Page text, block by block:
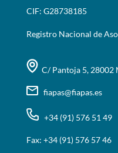
CIF: G28738185
Registro Nacional de
C/ Pantoja 5, 28002
fiapas@fiapas.es
+34 (91) 576 51 49
Fax: +34 (91) 576 57 46